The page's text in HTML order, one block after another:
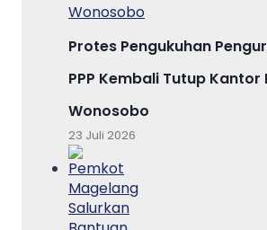
Protes Pengukuhan
PPP Kembali Tutup Kantor
Wonosobo
23 Juli 2026